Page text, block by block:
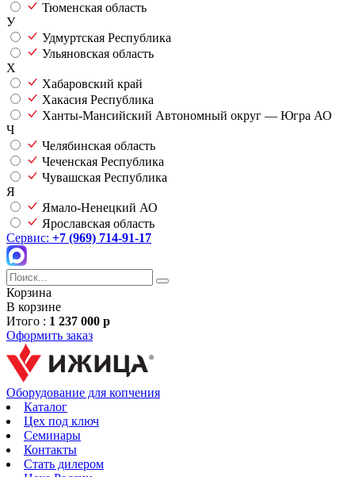
Тюменская область
У
Удмуртская Республика
Ульяновская область
Х
Хабаровский край
Хакасия Республика
Ханты-Мансийский Автономный округ — Югра АО
Ч
Челябинская область
Чеченская Республика
Чувашская Республика
Я
Ямало-Ненецкий АО
Ярославская область
Сервис: +7 (969) 714-91-17
Корзина
В корзине
Итого : 1 237 000 р
Оформить заказ
Оборудование для копчения
Каталог
Цех под ключ
Семинары
Контакты
Стать дилером